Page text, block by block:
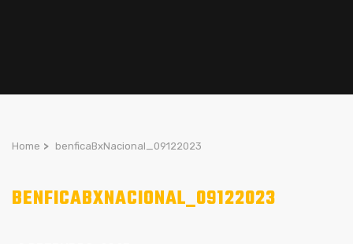
Home > benficaBxNacional_09122023
BENFICABXNACIONAL_09122023